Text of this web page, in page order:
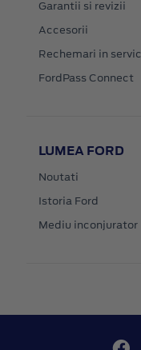
Garantii si revizii
Accesorii
Rechemari in
FordPass Connect
LUMEA FORD
Noutati
Istoria Ford
Mediu inconjurator